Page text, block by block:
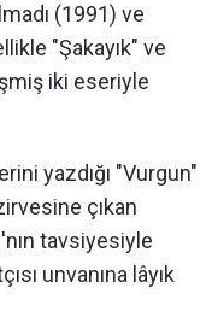
(1991) ve
"Şakayık" ve
iki eseriyle
yazdığı "Vurgun"
çıkan
tavsiyesiyle
unvanına lâyık